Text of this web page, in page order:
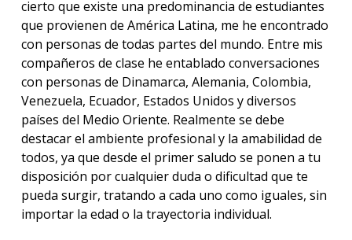
cierto que existe una predominancia de estudiantes
que provienen de América Latina, me he encontrado
con personas de todas partes del mundo. Entre mis
compañeros de clase he entablado conversaciones
con personas de Dinamarca, Alemania, Colombia,
Venezuela, Ecuador, Estados Unidos y diversos
países del Medio Oriente. Realmente se debe
destacar el ambiente profesional y la amabilidad de
todos, ya que desde el primer saludo se ponen a tu
disposición por cualquier duda o dificultad que te
pueda surgir, tratando a cada uno como iguales, sin
importar la edad o la trayectoria individual.